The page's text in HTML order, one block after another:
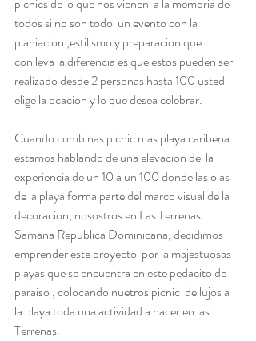
picnics de lo que nos vienen  a la memoria de
todos si no son todo  un evento con la
planiacion ,estilismo y preparacion que
conlleva la diferencia es que estos pueden ser
realizado desde 2 personas hasta 100 usted
elige la ocacion y lo que desea celebrar.
Cuando combinas picnic mas playa caribena
estamos hablando de una elevacion de  la
experiencia de un 10 a un 100 donde las olas
de la playa forma parte del marco visual de la
decoracion, nosostros en Las Terrenas
Samana Republica Dominicana, decidimos
emprender este proyecto  por la majestuosas
playas que se encuentra en este pedacito de
paraiso , colocando nuetros picnic  de lujos a
la playa toda una actividad a hacer en las
Terrenas.